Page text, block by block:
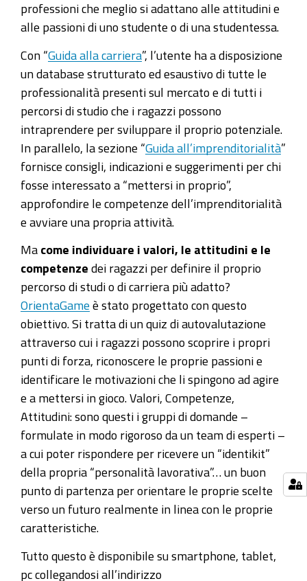
professioni che meglio si adattano alle attitudini e
alle passioni di uno studente o di una studentessa.
Con “Guida alla carriera”, l’utente ha a disposizione
un database strutturato ed esaustivo di tutte le
professionalità presenti sul mercato e di tutti i
percorsi di studio che i ragazzi possono
intraprendere per sviluppare il proprio potenziale.
In parallelo, la sezione “Guida all’imprenditorialità”
fornisce consigli, indicazioni e suggerimenti per chi
fosse interessato a “mettersi in proprio”,
approfondire le competenze dell’imprenditorialità
e avviare una propria attività.
Ma come individuare i valori, le attitudini e le
competenze dei ragazzi per definire il proprio
percorso di studi o di carriera più adatto?
OrientaGame è stato progettato con questo
obiettivo. Si tratta di un quiz di autovalutazione
attraverso cui i ragazzi possono scoprire i propri
punti di forza, riconoscere le proprie passioni e
identificare le motivazioni che li spingono ad agire
e a mettersi in gioco. Valori, Competenze,
Attitudini: sono questi i gruppi di domande –
formulate in modo rigoroso da un team di esperti –
a cui poter rispondere per ricevere un “identikit”
della propria “personalità lavorativa”… un buon
punto di partenza per orientare le proprie scelte
verso un futuro realmente in linea con le proprie
caratteristiche.
Tutto questo è disponibile su smartphone, tablet,
pc collegandosi all’indirizzo